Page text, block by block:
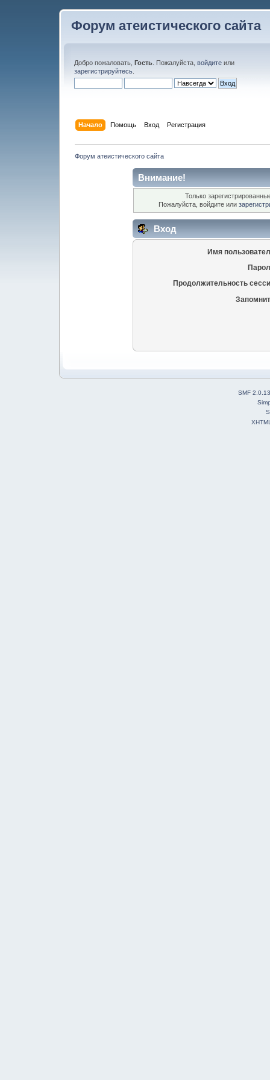
Форум атеистического сайта
Добро пожаловать, Гость . Пожалуйста, войдите или
зарегистрируйтесь
Начало Помощь Вход Регистрация
Форум атеистического сайта
Внимание!
Только
Пожалуйста, войдите или
Вход
Имя
Продолжительность
SMF 2.0.13